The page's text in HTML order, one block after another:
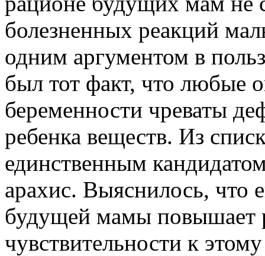
болезненных реакций
одним аргументом в
был тот факт, что любые
беременности чреваты
ребенка веществ. Из
единственным
арахис. Выяснилось, что
будущей мамы повышает
чувствительности к